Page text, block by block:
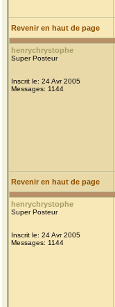
Revenir en haut de page
henrychrystophe
Super Posteur
Inscrit le: 24 Avr 2005
Messages: 1144
Revenir en haut de page
henrychrystophe
Super Posteur
Inscrit le: 24 Avr 2005
Messages: 1144